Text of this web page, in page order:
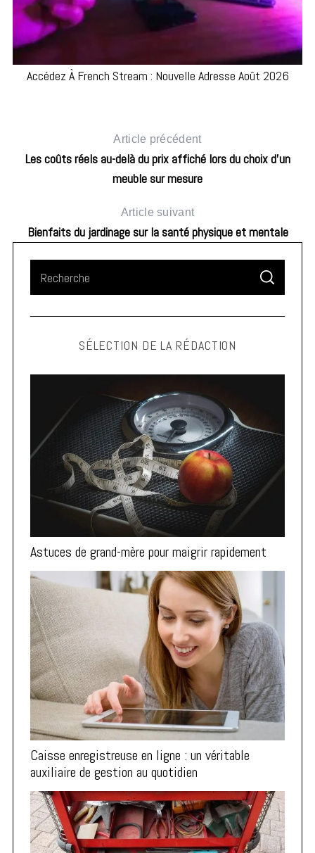
Accédez À French Stream : Nouvelle Adresse Août 2026
Article précédent
Les coûts réels au-delà du prix affiché lors du choix d’un
meuble sur mesure
Article suivant
Bienfaits du jardinage sur la santé physique et mentale
S
A
C
SÉLECTION DE LA RÉDACTION
Astuces de grand-mère pour maigrir rapidement
Caisse enregistreuse en ligne : un véritable
auxiliaire de gestion au quotidien